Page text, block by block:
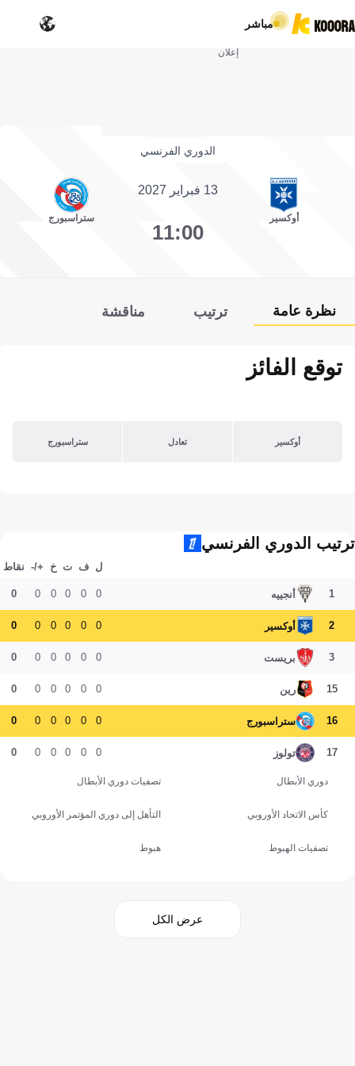
مباشر
إعلان
الدوري الفرنسي
أوكسير
13 فبراير 2027
11:00
ستراسبورج
نظرة عامة ترتيب مناقشة
توقع الفائز
أوكسير تعادل ستراسبورج
ترتيب الدوري الفرنسي
ل ف ت خ +/- نقاط
1 أنجييه 0
0
0
0
0
0
2 أوكسير 0
0
0
0
0
0
3 بريست 0
0
0
0
0
0
15 رين 0
0
0
0
0
0
16 ستراسبورج 0
0
0
0
0
0
17 تولوز 0
0
0
0
0
0
دوري الأبطال تصفيات دوري الأبطال
كأس الاتحاد الأوروبي التأهل إلى دوري المؤتمر الأوروبي
تصفيات الهبوط هبوط
عرض الكل